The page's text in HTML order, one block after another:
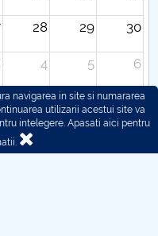
28 29 30
4 5 6
navigarea in site si numararea
utilizarii acestui site va
intelegere. Apasati aici pentru